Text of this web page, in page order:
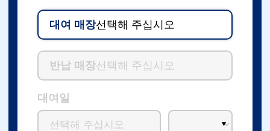
대여 매장선택해 주십시오
반납 매장선택해 주십시오
대여일